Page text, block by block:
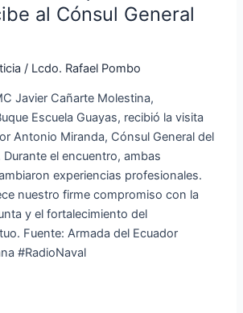
al Cónsul General
/ Lcdo. Rafael Pombo
Javier Cañarte Molestina,
Escuela Guayas, recibió la visita
Antonio Miranda, Cónsul General del
Durante el encuentro, ambas
experiencias profesionales.
nuestro firme compromiso con la
y el fortalecimiento del
Fuente: Armada del Ecuador
#RadioNaval